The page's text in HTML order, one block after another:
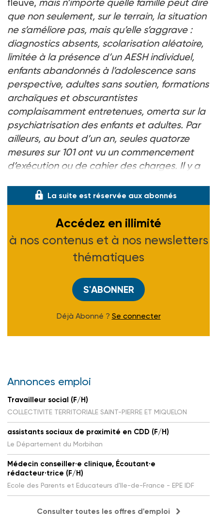
fleuve, mais n’importe quelle famille peut dire
que non seulement, sur le terrain, la situation
ne s’améliore pas, mais qu’elle s’aggrave :
diagnostics absents, scolarisation aléatoire,
limitée à la présence d’un AESH individuel,
enfants abandonnés à l’adolescence sans
perspective, adultes sans soutien, formations
archaïques et obscurantistes
complaisamment entretenues, omerta sur la
psychiatrisation des enfants et adultes. Par
ailleurs, au bout d’un an, seules quatorze
mesures sur 101 ont vu un commencement
d’exécution ou de cahier des charges. Il y a
La suite est réservée aux abonnés
Accédez en illimité
à nos contenus et à nos newsletters
thématiques
S'ABONNER
Déjà Abonné ? Se connecter
Annonces emploi
Travailleur social (F/H)
COLLECTIVITE TERRITORIALE SAINT-PIERRE ET MIQUELON
assistants sociaux de proximité en CDD (F/H)
Le Département du Morbihan
Médecin conseiller·e clinique, Écoutant·e
rédacteur·trice (F/H)
Ecole des Parents et Educateurs d'Ile-de-France - EPE IDF
Consulter toutes les offres d'emploi